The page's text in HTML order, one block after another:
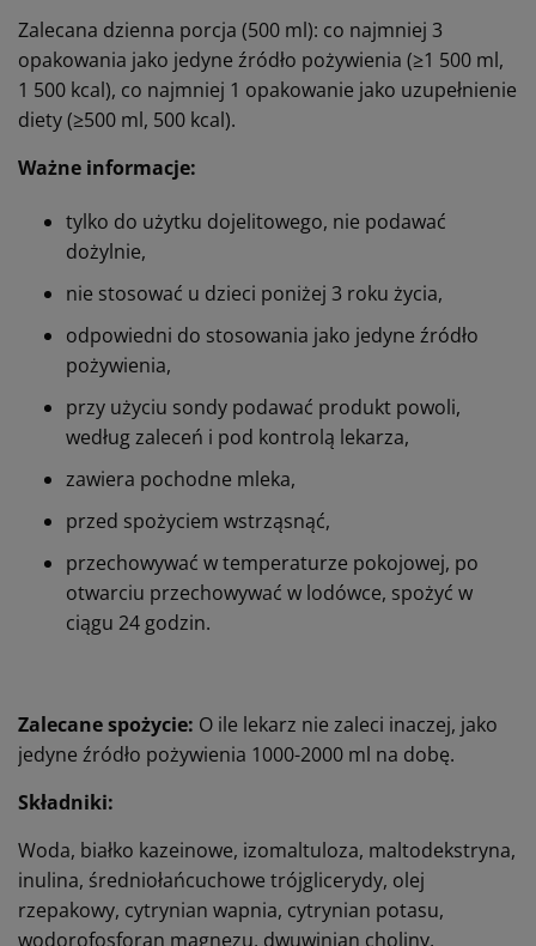
Zalecana dzienna porcja (500 ml): co najmniej 3
opakowania jako jedyne źródło pożywienia (≥1 500 ml,
1 500 kcal), co najmniej 1 opakowanie jako uzupełnienie
diety (≥500 ml, 500 kcal).
Ważne informacje:
tylko do użytku dojelitowego, nie podawać
dożylnie,
nie stosować u dzieci poniżej 3 roku życia,
odpowiedni do stosowania jako jedyne źródło
pożywienia,
przy użyciu sondy podawać produkt powoli,
według zaleceń i pod kontrolą lekarza,
zawiera pochodne mleka,
przed spożyciem wstrząsnąć,
przechowywać w temperaturze pokojowej, po
otwarciu przechowywać w lodówce, spożyć w
ciągu 24 godzin.
Zalecane spożycie: O ile lekarz nie zaleci inaczej, jako
jedyne źródło pożywienia 1000-2000 ml na dobę.
Składniki:
Woda, białko kazeinowe, izomaltuloza, maltodekstryna,
inulina, średniołańcuchowe trójglicerydy, olej
rzepakowy, cytrynian wapnia, cytrynian potasu,
wodorofosforan magnezu, dwuwinian choliny,